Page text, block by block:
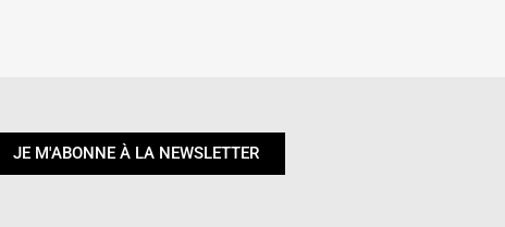
JE M'ABONNE À LA NEWSLETTER